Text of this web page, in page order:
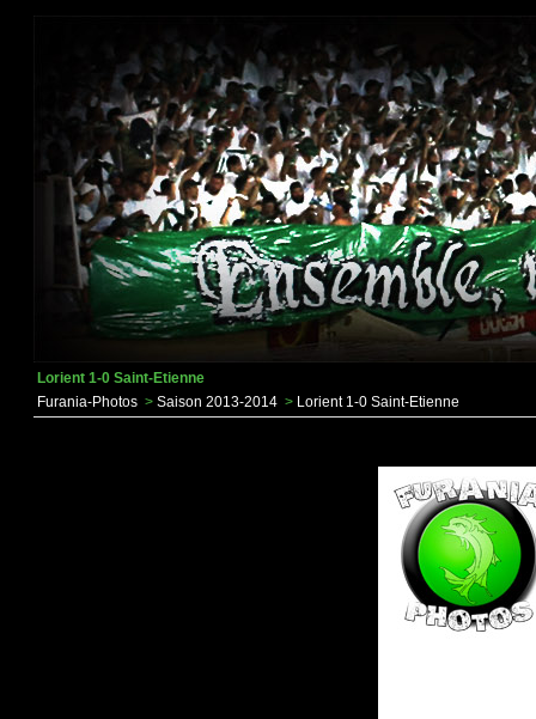
Lorient 1-0 Saint-Etienne
Furania-Photos > Saison 2013-2014 > Lorient 1-0 Saint-Etienne